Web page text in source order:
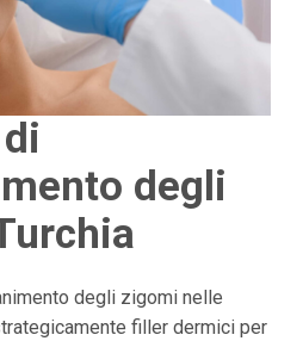
degli
degli zigomi nelle
filler dermici per